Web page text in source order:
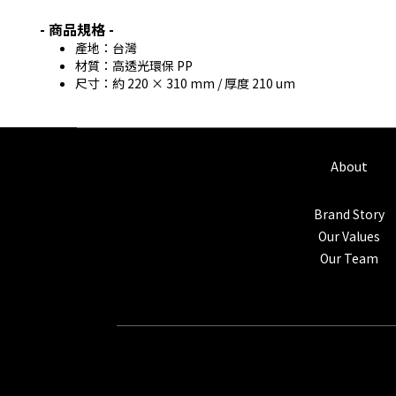
- 商品規格 -
產地：台灣
材質：高透光環保 PP
尺寸：約 220 × 310 mm / 厚度 210 um
About
Brand Story
Our Values
Our Team